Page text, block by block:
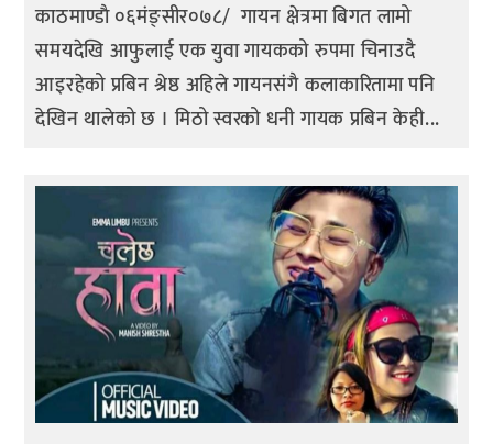
काठमाण्डाै ०६मंङ्सीर०७८/ गायन क्षेत्रमा बिगत लामो
समयदेखि आफुलाई एक युवा गायकको रुपमा चिनाउदै
आइरहेको प्रबिन श्रेष्ठ अहिले गायनसंगै कलाकारितामा पनि
देखिन थालेको छ । मिठो स्वरको धनी गायक प्रबिन केही...